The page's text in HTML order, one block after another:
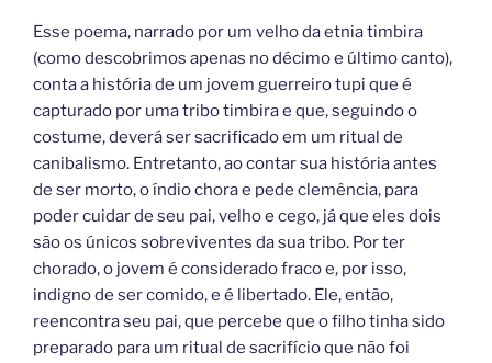
Esse poema, narrado por um velho da etnia timbira
(como descobrimos apenas no décimo e último canto),
conta a história de um jovem guerreiro tupi que é
capturado por uma tribo timbira e que, seguindo o
costume, deverá ser sacrificado em um ritual de
canibalismo. Entretanto, ao contar sua história antes
de ser morto, o índio chora e pede clemência, para
poder cuidar de seu pai, velho e cego, já que eles dois
são os únicos sobreviventes da sua tribo. Por ter
chorado, o jovem é considerado fraco e, por isso,
indigno de ser comido, e é libertado. Ele, então,
reencontra seu pai, que percebe que o filho tinha sido
preparado para um ritual de sacrifício que não foi